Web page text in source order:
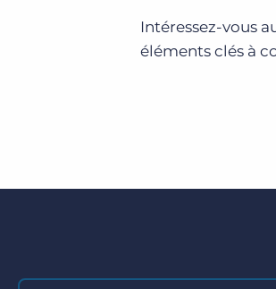
Intéressez-vous
éléments clés à